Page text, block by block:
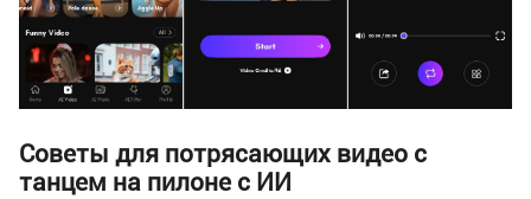
Советы для потрясающих видео с
танцем на пилоне с ИИ